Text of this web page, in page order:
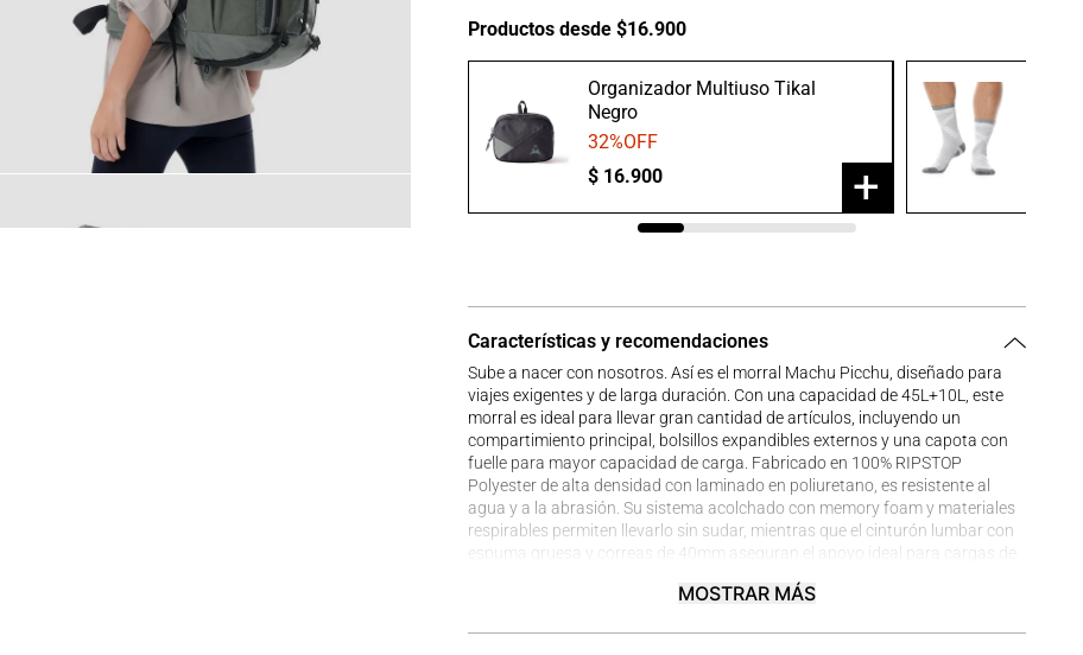
Productos desde $16.900
Organizador Multiuso Tikal
Negro
32%OFF
$ 16.900 +
Características y recomendaciones
Sube a nacer con nosotros. Así es el morral Machu Picchu, diseñado para
viajes exigentes y de larga duración. Con una capacidad de 45L+10L, este
morral es ideal para llevar gran cantidad de artículos, incluyendo un
compartimiento principal, bolsillos expandibles externos y una capota con
fuelle para mayor capacidad de carga. Fabricado en 100% RIPSTOP
Polyester de alta densidad con laminado en poliuretano, es resistente al
agua y a la abrasión. Su sistema acolchado con memory foam y materiales
respirables permiten llevarlo sin sudar, mientras que el cinturón lumbar con
espuma gruesa y correas de 40mm aseguran el apoyo ideal para cargas de
para equipo adicional. Con accesos directos al compartimiento principal y al
MOSTRAR MÁS